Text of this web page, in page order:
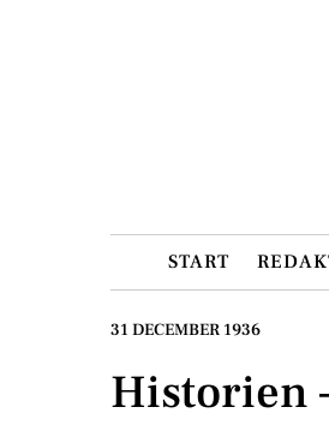
START
31 DECEMBER 1936
Historien